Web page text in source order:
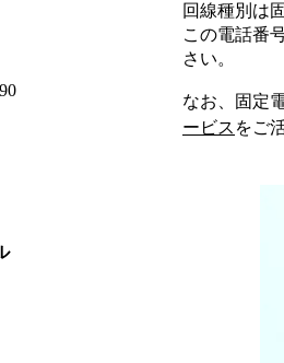
回線種別は
この電話番
さい。
なお、固定
ービス をご